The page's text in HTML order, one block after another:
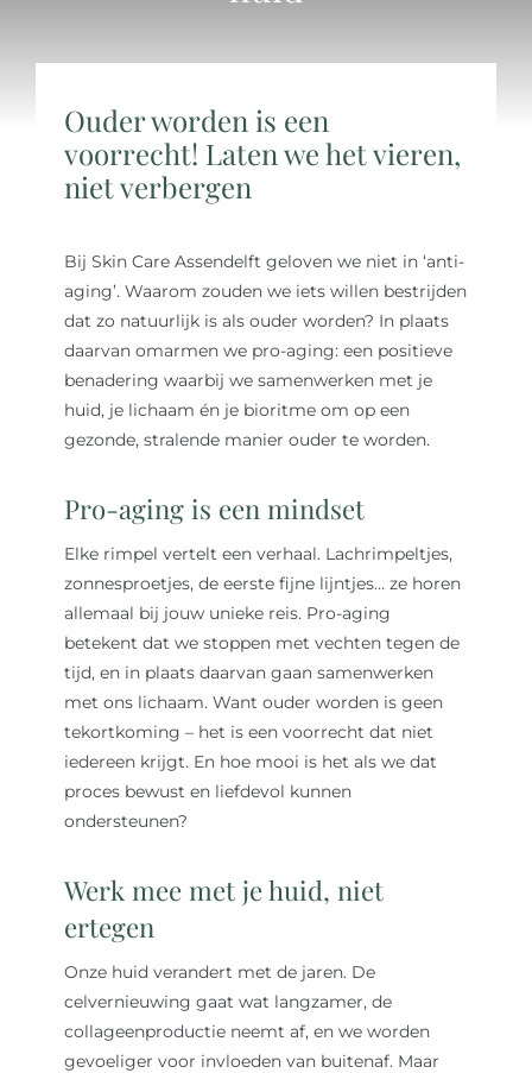
Reviews
Onze merken
Laat je inspireren
Contact
Ouder worden is een
voorrecht! Laten we het vieren,
niet verbergen
Bij Skin Care Assendelft geloven we niet in ‘anti-
aging’. Waarom zouden we iets willen bestrijden
dat zo natuurlijk is als ouder worden? In plaats
daarvan omarmen we pro-aging: een positieve
benadering waarbij we samenwerken met je
huid, je lichaam én je bioritme om op een
gezonde, stralende manier ouder te worden.
Pro-aging is een mindset
Elke rimpel vertelt een verhaal. Lachrimpeltjes,
zonnesproetjes, de eerste fijne lijntjes… ze horen
allemaal bij jouw unieke reis. Pro-aging
betekent dat we stoppen met vechten tegen de
tijd, en in plaats daarvan gaan samenwerken
met ons lichaam. Want ouder worden is geen
tekortkoming – het is een voorrecht dat niet
iedereen krijgt. En hoe mooi is het als we dat
proces bewust en liefdevol kunnen
ondersteunen?
Werk mee met je huid, niet
ertegen
Onze huid verandert met de jaren. De
celvernieuwing gaat wat langzamer, de
collageenproductie neemt af, en we worden
gevoeliger voor invloeden van buitenaf. Maar